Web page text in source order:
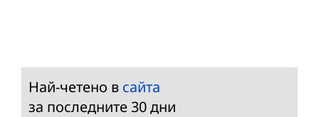
Най-четено в сайта
за последните 30 дни